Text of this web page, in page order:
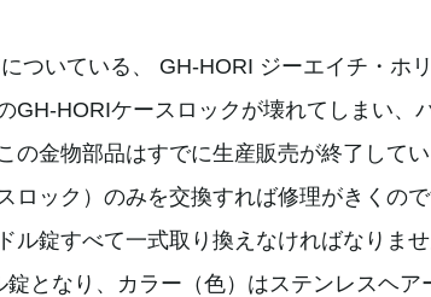
ついている、 GH-HORI ジーエイチ・ホ
GH-HORIケースロックが壊れてしまい、
の金物部品はすでに生産販売が終了して
ロック）のみを交換すれば修理がきくの
ル錠すべて一式取り換えなければなりま
となり、カラー（色）はステンレスヘア